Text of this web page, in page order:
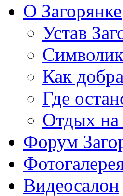
О Загорянке
Устав
Как
Где
Отдых на
Форум
Видеосалон